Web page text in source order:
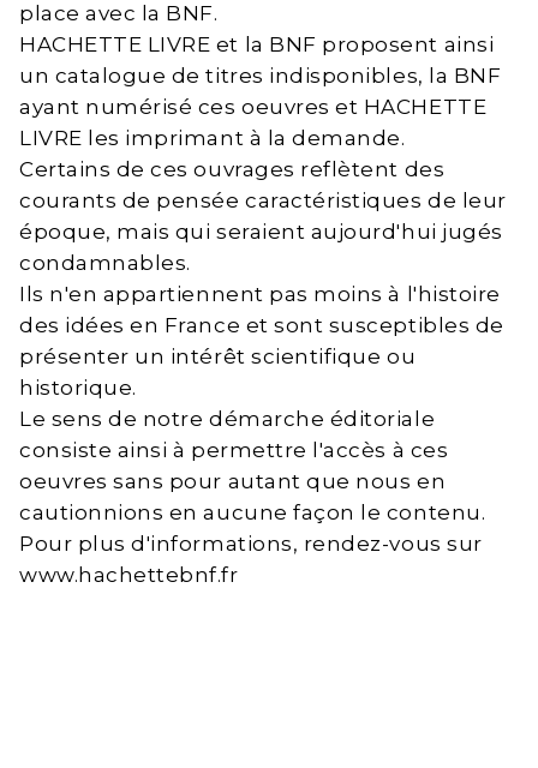
place avec la BNF.
HACHETTE LIVRE et la BNF proposent ainsi
un catalogue de titres indisponibles, la BNF
ayant numérisé ces oeuvres et HACHETTE
LIVRE les imprimant à la demande.
Certains de ces ouvrages reflètent des
courants de pensée caractéristiques de leur
époque, mais qui seraient aujourd'hui jugés
condamnables.
Ils n'en appartiennent pas moins à l'histoire
des idées en France et sont susceptibles de
présenter un intérêt scientifique ou
historique.
Le sens de notre démarche éditoriale
consiste ainsi à permettre l'accès à ces
oeuvres sans pour autant que nous en
cautionnions en aucune façon le contenu.
Pour plus d'informations, rendez-vous sur
www.hachettebnf.fr